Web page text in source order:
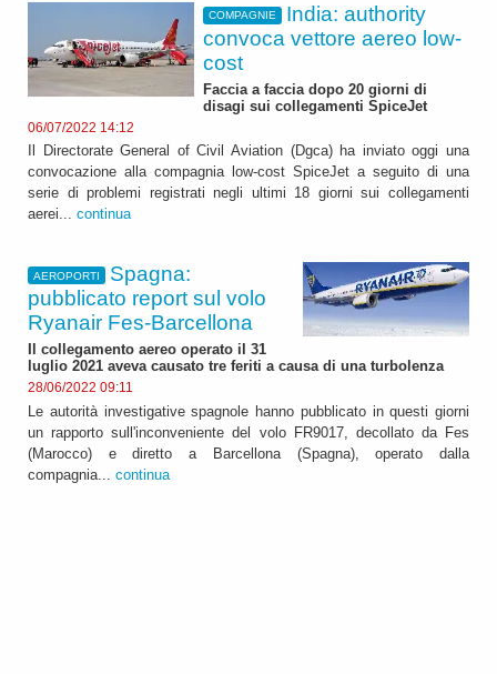
COMPAGNIE
India: authority
convoca vettore aereo low-
cost
Faccia a faccia dopo 20 giorni di
disagi sui collegamenti SpiceJet
06/07/2022 14:12
Il Directorate General of Civil Aviation (Dgca) ha inviato oggi una
convocazione alla compagnia low-cost SpiceJet a seguito di una
serie di problemi registrati negli ultimi 18 giorni sui collegamenti
aerei... continua
AEROPORTI
Spagna:
pubblicato report sul volo
Ryanair Fes-Barcellona
Il collegamento aereo operato il 31
luglio 2021 aveva causato tre feriti a causa di una turbolenza
28/06/2022 09:11
Le autorità investigative spagnole hanno pubblicato in questi giorni
un rapporto sull'inconveniente del volo FR9017, decollato da Fes
(Marocco) e diretto a Barcellona (Spagna), operato dalla
compagnia... continua